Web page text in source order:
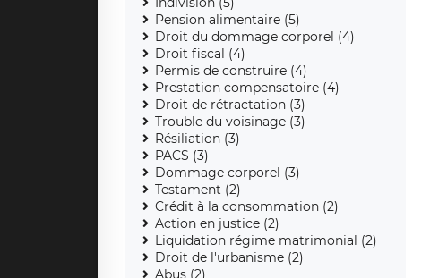
Pension alimentaire (5)
Droit du dommage corporel (4)
Droit fiscal (4)
Permis de construire (4)
Prestation compensatoire (4)
Droit de rétractation (3)
Trouble du voisinage (3)
Résiliation (3)
PACS (3)
Dommage corporel (3)
Testament (2)
Crédit à la consommation (2)
Action en justice (2)
Liquidation régime matrimonial (2)
Droit de l'urbanisme (2)
Abus (2)